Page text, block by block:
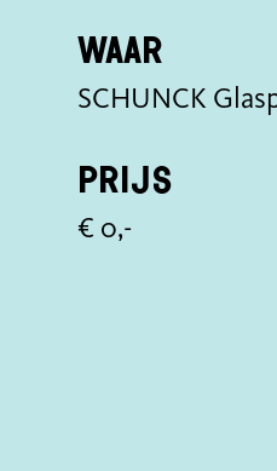
Waar
SCHUNCK
Prijs
€ 0,-